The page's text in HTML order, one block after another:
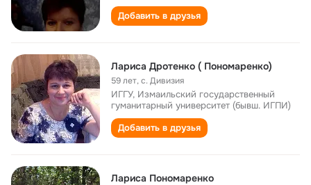
Добавить в друзья
Лариса Дротенко ( Пономаренко)
59 лет,с. Дивизия
ИГГУ, Измаильский государственный
гуманитарный университет (бывш. ИГПИ)
Добавить в друзья
Лариса Пономаренко